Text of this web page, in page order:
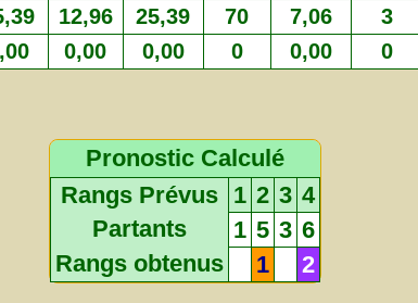
12,96 25,39 70 7,06 3
0,00 0,00 0 0,00 0
Pronostic Calculé
Rangs Prévus
1 2 3 4
Partants
1 5 3 6
Rangs obtenus
1 2